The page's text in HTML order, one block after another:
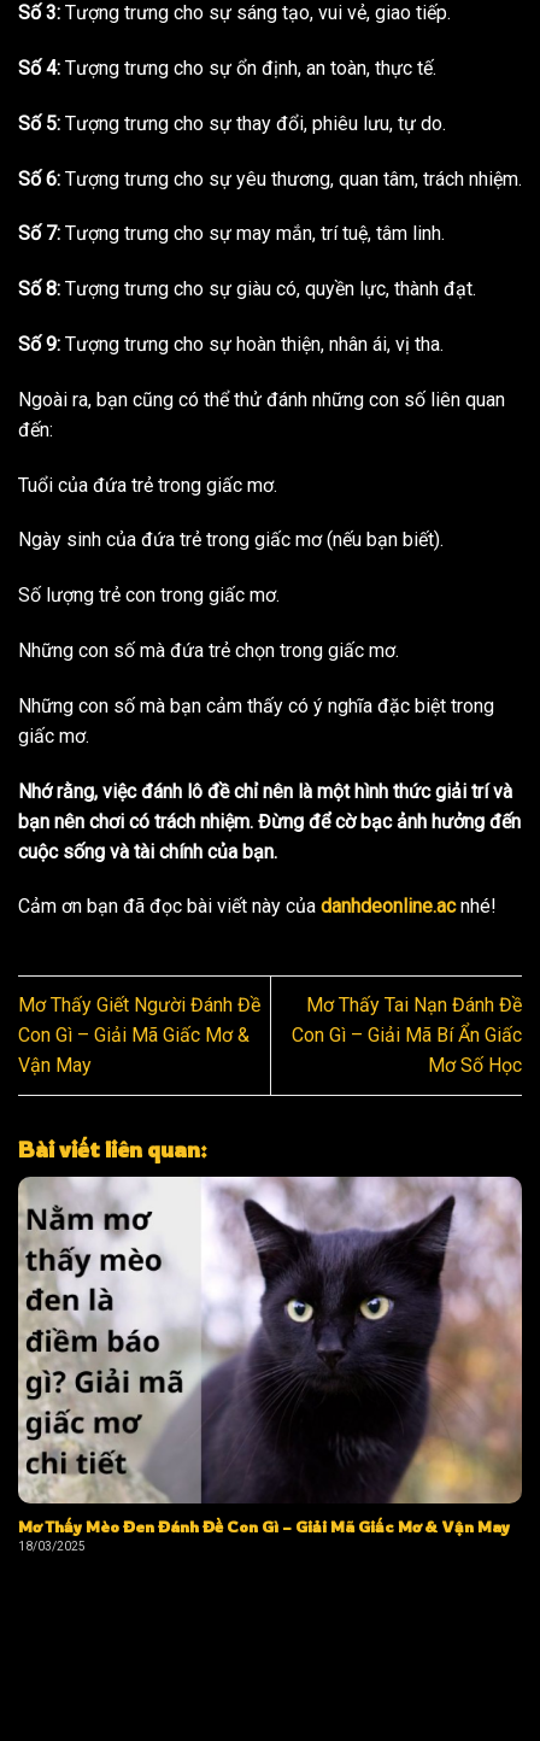
Số 3: Tượng trưng cho sự sáng tạo, vui vẻ, giao tiếp.
Số 4: Tượng trưng cho sự ổn định, an toàn, thực tế.
Số 5: Tượng trưng cho sự thay đổi, phiêu lưu, tự do.
Số 6: Tượng trưng cho sự yêu thương, quan tâm, trách nhiệm.
Số 7: Tượng trưng cho sự may mắn, trí tuệ, tâm linh.
Số 8: Tượng trưng cho sự giàu có, quyền lực, thành đạt.
Số 9: Tượng trưng cho sự hoàn thiện, nhân ái, vị tha.
Ngoài ra, bạn cũng có thể thử đánh những con số liên quan
đến:
Tuổi của đứa trẻ trong giấc mơ.
Ngày sinh của đứa trẻ trong giấc mơ (nếu bạn biết).
Số lượng trẻ con trong giấc mơ.
Những con số mà đứa trẻ chọn trong giấc mơ.
Những con số mà bạn cảm thấy có ý nghĩa đặc biệt trong
giấc mơ.
Nhớ rằng, việc đánh lô đề chỉ nên là một hình thức giải trí và
bạn nên chơi có trách nhiệm. Đừng để cờ bạc ảnh hưởng đến
cuộc sống và tài chính của bạn.
Cảm ơn bạn đã đọc bài viết này của danhdeonline.acnhé!
Mơ Thấy Giết Người Đánh Đề
Con Gì – Giải Mã Giấc Mơ &
Vận May
Mơ Thấy Tai Nạn Đánh Đề
Con Gì – Giải Mã Bí Ẩn Giấc
Mơ Số Học
Bài viết liên quan:
Mơ Thấy Mèo Đen Đánh Đề Con Gì – Giải Mã Giấc Mơ & Vận May
18/03/2025